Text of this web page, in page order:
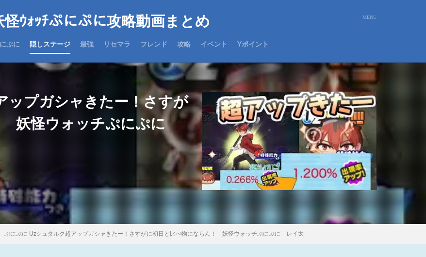
怪ｳｫｯﾁぷにぷに攻略動画まとめ
ぷに 隠しステージ 最強 リセマラ フレンド 攻略 イベント Yポイント
ップガシャきたー！さすが
妖怪ウォッチぷにぷに
ぷにぷに Uzシュタルク超アップガシャきたー！さすがに初日と比べ物にならん！ 妖怪ウォッチぷにぷに レイ太